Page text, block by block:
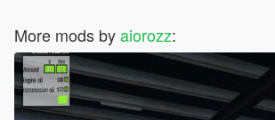
More mods byaiorozz: